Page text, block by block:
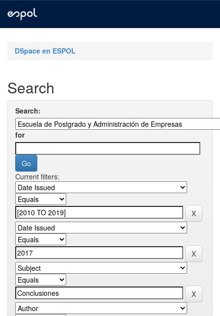
navigationDSpace en ESPOL
Search
Search:
for
Current filters: